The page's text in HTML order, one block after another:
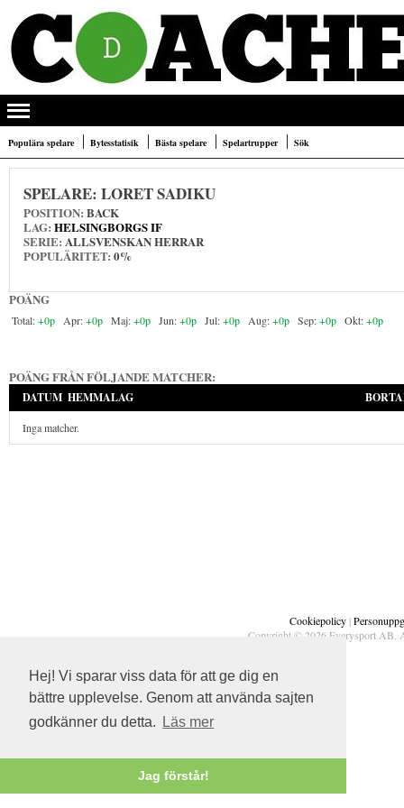
Hej! Vi sparar viss data för att ge dig en
bättre upplevelse. Genom att använda sajten
godkänner du detta.
Läs mer
Jag förstår!
Populära spelare Bytesstatisik Bästa spelare Spelartrupper Sök
SPELARE: LORET SADIKU
POSITION: BACK
LAG: HELSINGBORGS IF
SERIE: ALLSVENSKAN HERRAR
POPULÄRITET: 0%
POÄNG
+0p +0p +0p +0p +0p +0p +0p +0p
POÄNG FRÅN FÖLJANDE MATCHER:
DATUM HEMMALAG
Inga matcher.
Cookiepolicy |
Copyright © 2026 Everysport AB.